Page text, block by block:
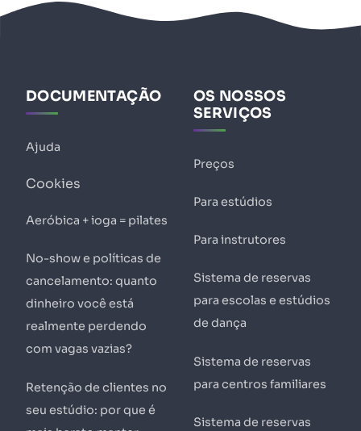
DOCUMENTAÇÃO
Ajuda
Cookies
Aeróbica + ioga = pilates
No-show e políticas de
cancelamento: quanto
dinheiro você está
realmente perdendo
com vagas vazias?
Retenção de clientes no
seu estúdio: por que é
OS NOSSOS
SERVIÇOS
Preços
Para estúdios
Para instrutores
Sistema de reservas
para escolas e estúdios
de dança
Sistema de reservas
para centros familiares
Sistema de reservas